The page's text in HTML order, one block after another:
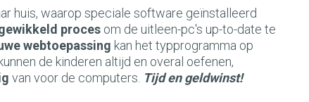
huis, waarop speciale software geïnstalleerd
proces om de uitleen-pc's up-to-date te
webtoepassing kan het typprogramma op
de kinderen altijd en overal oefenen,
van voor de computers. Tijd en geldwinst!